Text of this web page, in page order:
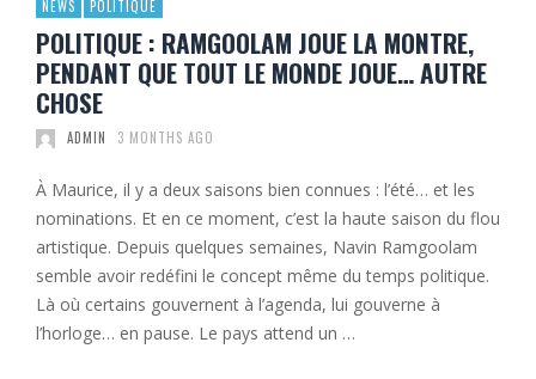
NEWS POLITIQUE
POLITIQUE : RAMGOOLAM JOUE LA MONTRE,
PENDANT QUE TOUT LE MONDE JOUE… AUTRE
CHOSE
ADMIN 3 MONTHS AGO
À Maurice, il y a deux saisons bien connues : l’été… et les
nominations. Et en ce moment, c’est la haute saison du flou
artistique. Depuis quelques semaines, Navin Ramgoolam
semble avoir redéfini le concept même du temps politique.
Là où certains gouvernent à l’agenda, lui gouverne à
l’horloge… en pause. Le pays attend un …